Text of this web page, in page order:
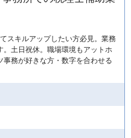
スキルアップしたい方必見。業務
土日祝休。職場環境もアットホ
務が好きな方・数字を合わせる